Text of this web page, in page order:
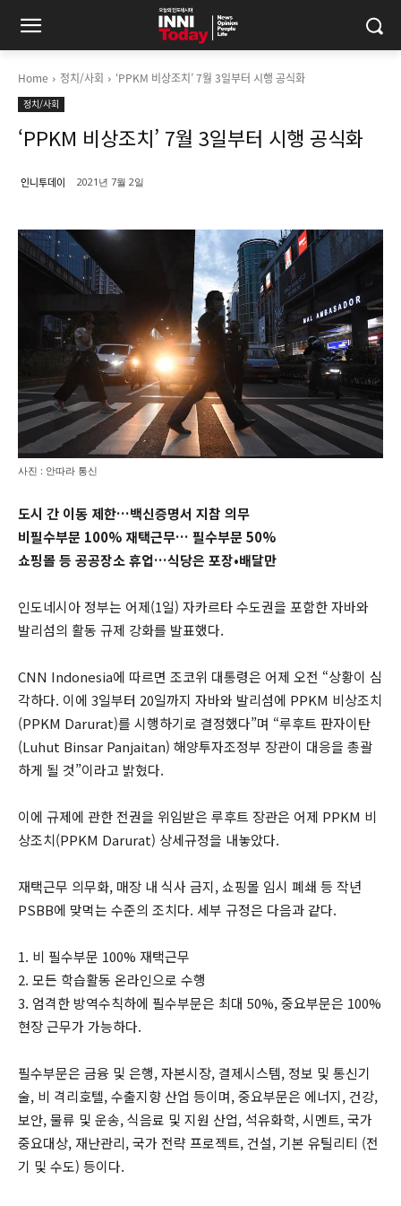
Home 정치/사회 ‘PPKM 비상조치’ 7월 3일부터 시행 공식화
정치/사회
‘PPKM 비상조치’ 7월 3일부터 시행 공식화
인니투데이 2021년 7월 2일
사진 : 안따라 통신
도시 간 이동 제한…백신증명서 지참 의무
비필수부문 100% 재택근무… 필수부문 50%
쇼핑몰 등 공공장소 휴업…식당은 포장•배달만
인도네시아 정부는 어제(1일) 자카르타 수도권을 포함한 자바와
발리섬의 활동 규제 강화를 발표했다.
CNN Indonesia에 따르면 조코위 대통령은 어제 오전 “상황이 심
각하다. 이에 3일부터 20일까지 자바와 발리섬에 PPKM 비상조치
(PPKM Darurat)를 시행하기로 결정했다”며 “루후트 판자이탄
(Luhut Binsar Panjaitan) 해양투자조정부 장관이 대응을 총괄
하게 될 것”이라고 밝혔다.
이에 규제에 관한 전권을 위임받은 루후트 장관은 어제 PPKM 비
상조치(PPKM Darurat) 상세규정을 내놓았다.
재택근무 의무화, 매장 내 식사 금지, 쇼핑몰 임시 폐쇄 등 작년
PSBB에 맞먹는 수준의 조치다. 세부 규정은 다음과 같다.
1. 비 필수부문 100% 재택근무
2. 모든 학습활동 온라인으로 수행
3. 엄격한 방역수칙하에 필수부문은 최대 50%, 중요부문은 100%
현장 근무가 가능하다.
필수부문은 금융 및 은행, 자본시장, 결제시스템, 정보 및 통신기
술, 비 격리호텔, 수출지향 산업 등이며, 중요부문은 에너지, 건강,
보안, 물류 및 운송, 식음료 및 지원 산업, 석유화학, 시멘트, 국가
중요대상, 재난관리, 국가 전략 프로젝트, 건설, 기본 유틸리티 (전
기 및 수도) 등이다.